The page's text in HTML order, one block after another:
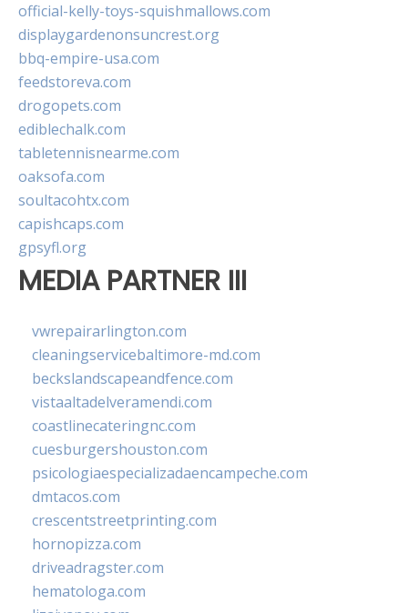
official-kelly-toys-squishmallows.com
displaygardenonsuncrest.org
bbq-empire-usa.com
feedstoreva.com
drogopets.com
ediblechalk.com
tabletennisnearme.com
oaksofa.com
soultacohtx.com
capishcaps.com
gpsyfl.org
MEDIA PARTNER III
vwrepairarlington.com
cleaningservicebaltimore-md.com
beckslandscapeandfence.com
vistaaltadelveramendi.com
coastlinecateringnc.com
cuesburgershouston.com
psicologiaespecializadaencampeche.com
dmtacos.com
crescentstreetprinting.com
hornopizza.com
driveadragster.com
hematologa.com